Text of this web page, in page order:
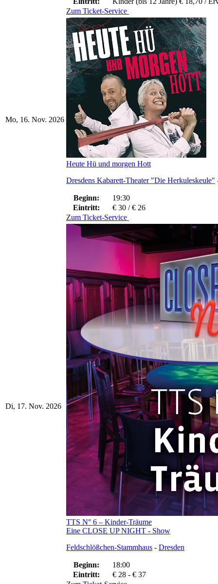
Zum Ticket-Service
Mo, 16. Nov. 2026
Heute Hü und morgen Hott
Dresdens Kabarett-Theater "Die Herkuleskeule"
Beginn:
19:30
Eintritt:
€ 30 / € 26
Zum Ticket-Service
Di, 17. Nov. 2026
TTS N° 6 – Kinder-Träume
Eine CLOSE UP NIGHT - Show
Feldschlößchen-Stammhaus - Dresden
Beginn:
18:00
Eintritt:
€ 28 - € 37